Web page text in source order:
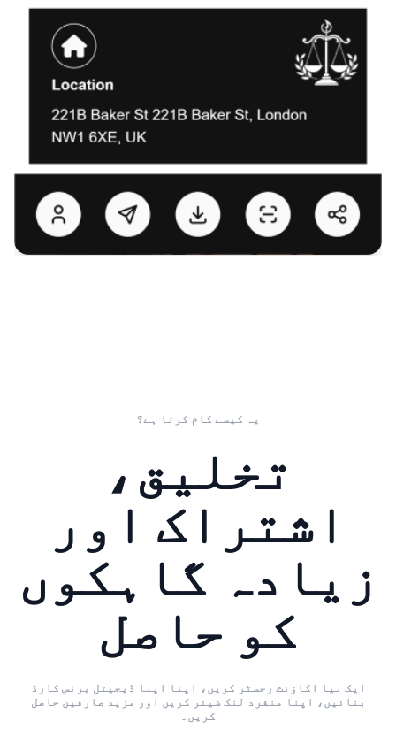
یہ کیسے کام کرتا ہے؟
تخلیق،
اشتراک اور
زیادہ گاہکوں
کو حاصل
ایک نیا اکاؤنٹ رجسٹر کریں، اپنا اپنا ڈیجیٹل بزنس کارڈ
بنائیں، اپنا منفرد لنک شیئر کریں اور مزید صارفین حاصل
کریں۔